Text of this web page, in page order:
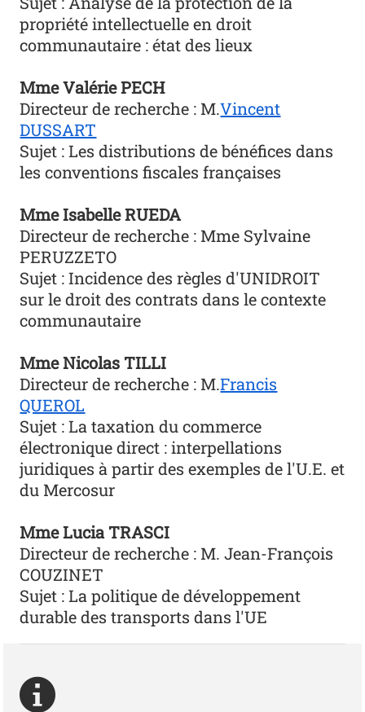
propriété intellectuelle en droit
communautaire : état des lieux
Mme Valérie PECH
Directeur de recherche : M.Vincent
DUSSART
Sujet : Les distributions de bénéfices dans
les conventions fiscales françaises
Mme Isabelle RUEDA
Directeur de recherche : Mme Sylvaine
PERUZZETO
Sujet : Incidence des règles d'UNIDROIT
sur le droit des contrats dans le contexte
communautaire
Mme Nicolas TILLI
Directeur de recherche : M.Francis
QUEROL
Sujet : La taxation du commerce
électronique direct : interpellations
juridiques à partir des exemples de l'U.E. et
du Mercosur
Mme Lucia TRASCI
Directeur de recherche : M. Jean-François
COUZINET
Sujet : La politique de développement
durable des transports dans l'UE